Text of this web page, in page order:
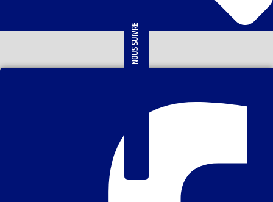
NOUS SUIVRE